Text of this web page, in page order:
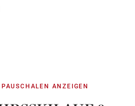
ANZEIGEN